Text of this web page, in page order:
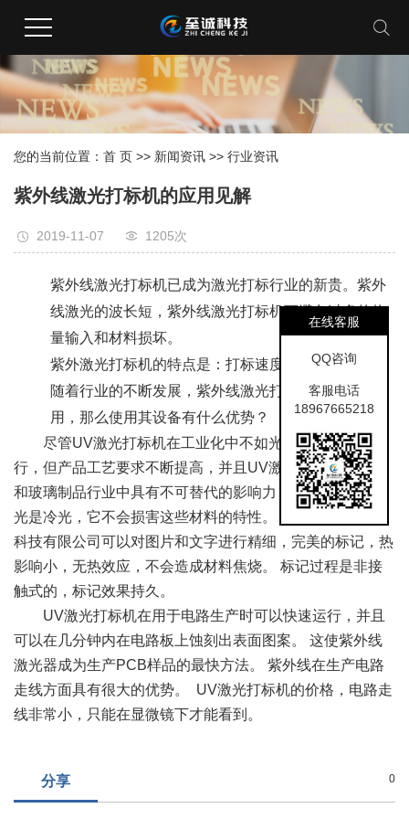
您的当前位置： 首 页 >> 新闻资讯 >> 行业资讯
紫外线激光打标机的应用见解
2019-11-07 1205次
紫外线激光打标机已成为激光打标行业的新贵。紫外
线激光的波长短，紫外线激光打标机可避免过多的热
量输入和材料损坏。
紫外激光打标机的特点是：打标速度快，操作简便。
随着行业的不断发展，紫外线激光打标机已被广泛使
用，那么使用其设备有什么优势？
尽管UV激光打标机在工业化中不如光纤激光打标机流
行，但产品工艺要求不断提高，并且UV激光打标机在塑料
和玻璃制品行业中具有不可替代的影响力，因为 紫外线激
光是冷光，它不会损害这些材料的特性。
科技有限公司 可以对图片和文字进行精细，完美的标记，热
影响小，无热效应，不会造成材料焦烧。 标记过程是非接
触式的，标记效果持久。
UV激光打标机在用于电路生产时可以快速运行，并且
可以在几分钟内在电路板上蚀刻出表面图案。 这使紫外线
激光器成为生产PCB样品的最快方法。 紫外线在生产电路
走线方面具有很大的优势。 UV激光打标机的价格，电路走
线非常小，只能在显微镜下才能看到。
分享 0
在线客服
QQ咨询
客服电话
18967665218